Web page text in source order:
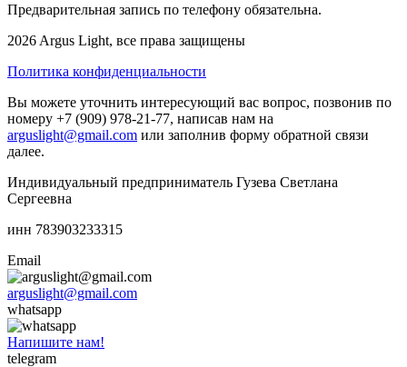
Предварительная запись по телефону обязательна.
2026 Argus Light, все права защищены
Политика конфиденциальности
Вы можете уточнить интересующий вас вопрос, позвонив по
номеру +7 (909) 978-21-77, написав нам на
arguslight@gmail.com или заполнив форму обратной связи
далее.
Индивидуальный предприниматель Гузева Светлана
Сергеевна
инн 783903233315
Email
arguslight@gmail.com
whatsapp
Напишите нам!
telegram